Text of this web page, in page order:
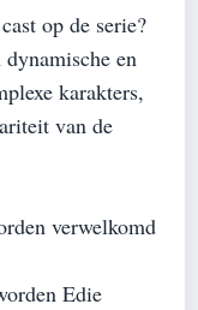
op de serie?
en
karakters,
van de
verwelkomd
Edie